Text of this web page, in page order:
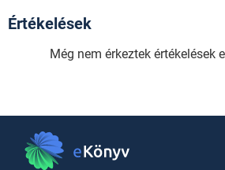
Értékelések
Még nem érkeztek értékelések